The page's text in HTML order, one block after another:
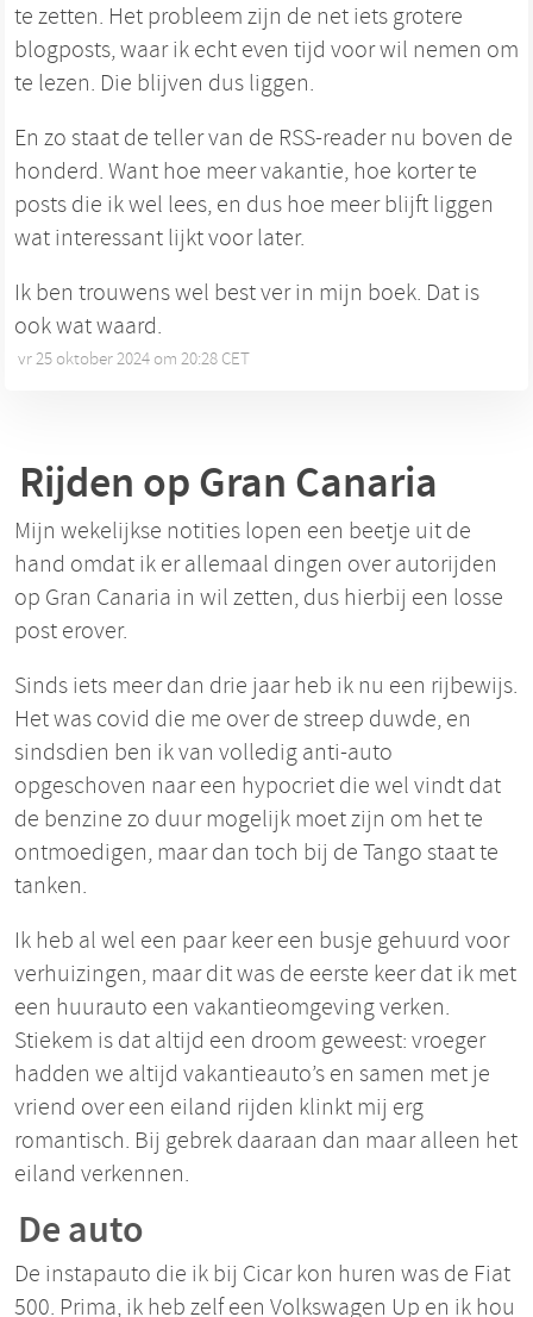
te zetten. Het probleem zijn de net iets grotere
blogposts, waar ik echt even tijd voor wil nemen om
te lezen. Die blijven dus liggen.
En zo staat de teller van de RSS-reader nu boven de
honderd. Want hoe meer vakantie, hoe korter te
posts die ik wel lees, en dus hoe meer blijft liggen
wat interessant lijkt voor later.
Ik ben trouwens wel best ver in mijn boek. Dat is
ook wat waard.
vr 25 oktober 2024 om 20:28 CET
Rijden op Gran Canaria
Mijn wekelijkse notities lopen een beetje uit de
hand omdat ik er allemaal dingen over autorijden
op Gran Canaria in wil zetten, dus hierbij een losse
post erover.
Sinds iets meer dan drie jaar heb ik nu een rijbewijs.
Het was covid die me over de streep duwde, en
sindsdien ben ik van volledig anti-auto
opgeschoven naar een hypocriet die wel vindt dat
de benzine zo duur mogelijk moet zijn om het te
ontmoedigen, maar dan toch bij de Tango staat te
tanken.
Ik heb al wel een paar keer een busje gehuurd voor
verhuizingen, maar dit was de eerste keer dat ik met
een huurauto een vakantieomgeving verken.
Stiekem is dat altijd een droom geweest: vroeger
hadden we altijd vakantieauto’s en samen met je
vriend over een eiland rijden klinkt mij erg
romantisch. Bij gebrek daaraan dan maar alleen het
eiland verkennen.
De auto
De instapauto die ik bij Cicar kon huren was de Fiat
500. Prima, ik heb zelf een Volkswagen Up en ik hou